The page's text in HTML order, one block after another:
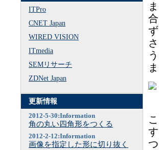
す
ITPro
CNET Japan
WIRED VISION
ITmedia
SEMリサーチ
ZDNet Japan
更新情報
2012-5-30:Information
角の丸い四角形をつくる
2012-2-12:Information
画像を指定した形に切り抜く